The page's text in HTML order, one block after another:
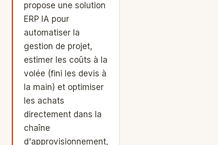
propose une solution
ERP IA pour
automatiser la
gestion de projet,
estimer les coûts à la
volée (fini les devis à
la main) et optimiser
les achats
directement dans la
chaîne
d'approvisionnement,